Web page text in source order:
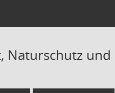
Naturschutz